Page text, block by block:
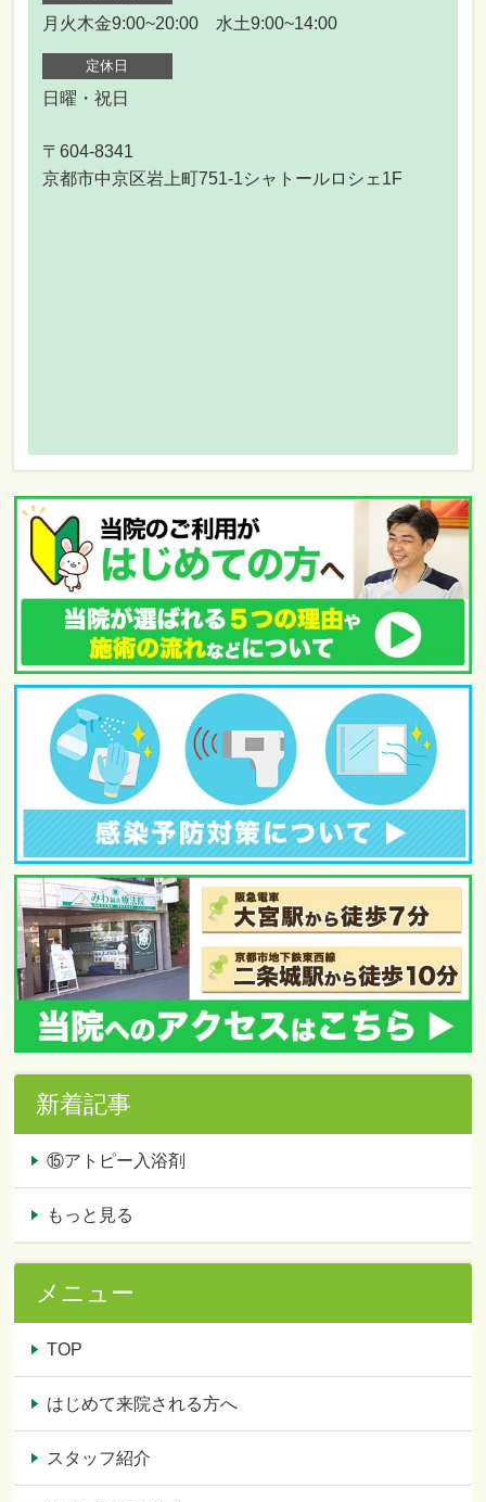
月火木金9:00~20:00 水土9:00~14:00
定休日
日曜・祝日
〒604-8341
京都市中京区岩上町751-1シャトールロシェ1F
新着記事
⑮アトピー入浴剤
もっと見る
メニュー
TOP
はじめて来院される方へ
スタッフ紹介